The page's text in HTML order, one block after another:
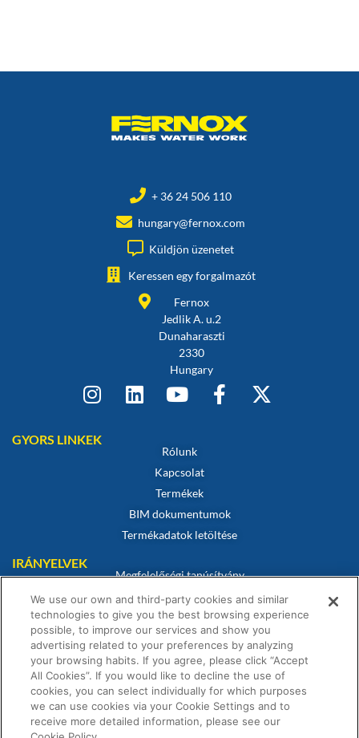
+ 36 24 506 110
hungary@fernox.com
Küldjön üzenetet
Keressen egy forgalmazót
Fernox
Jedlik A. u.2
Dunaharaszti
2330
Hungary
GYORS LINKEK
Rólunk
Kapcsolat
Termékek
BIM dokumentumok
Termékadatok letöltése
IRÁNYELVEK
Megfelelőségi tanúsítvány
Sütikre vonatkozó szabályzat
Jogi nyilatkozat
Adatvédelmi irányelvek
Értékesítési feltételek
Garanciális nyilatkozat
We use our own and third-party cookies and similar
technologies to give you the best browsing experience
possible, to improve our services and show you
advertising related to your preferences by analyzing
your browsing habits. If you agree, please click “Accept
All Cookies”. If you would like to decline the use of
cookies, you can select individually for which purposes
we can use cookies via your Cookie Settings and to
receive more detailed information, please see our